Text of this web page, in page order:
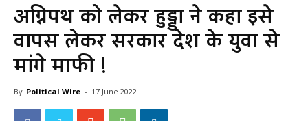
अग्निपथ को लेकर हुड्डा ने कहा इसे
वापस लेकर सरकार देश के युवा से
मांगे माफी !
By Political Wire - 17 June 2022